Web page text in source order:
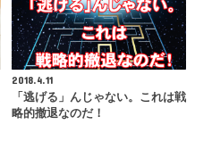
2018.4.11
「逃げる」んじゃない。これは戦
略的撤退なのだ！